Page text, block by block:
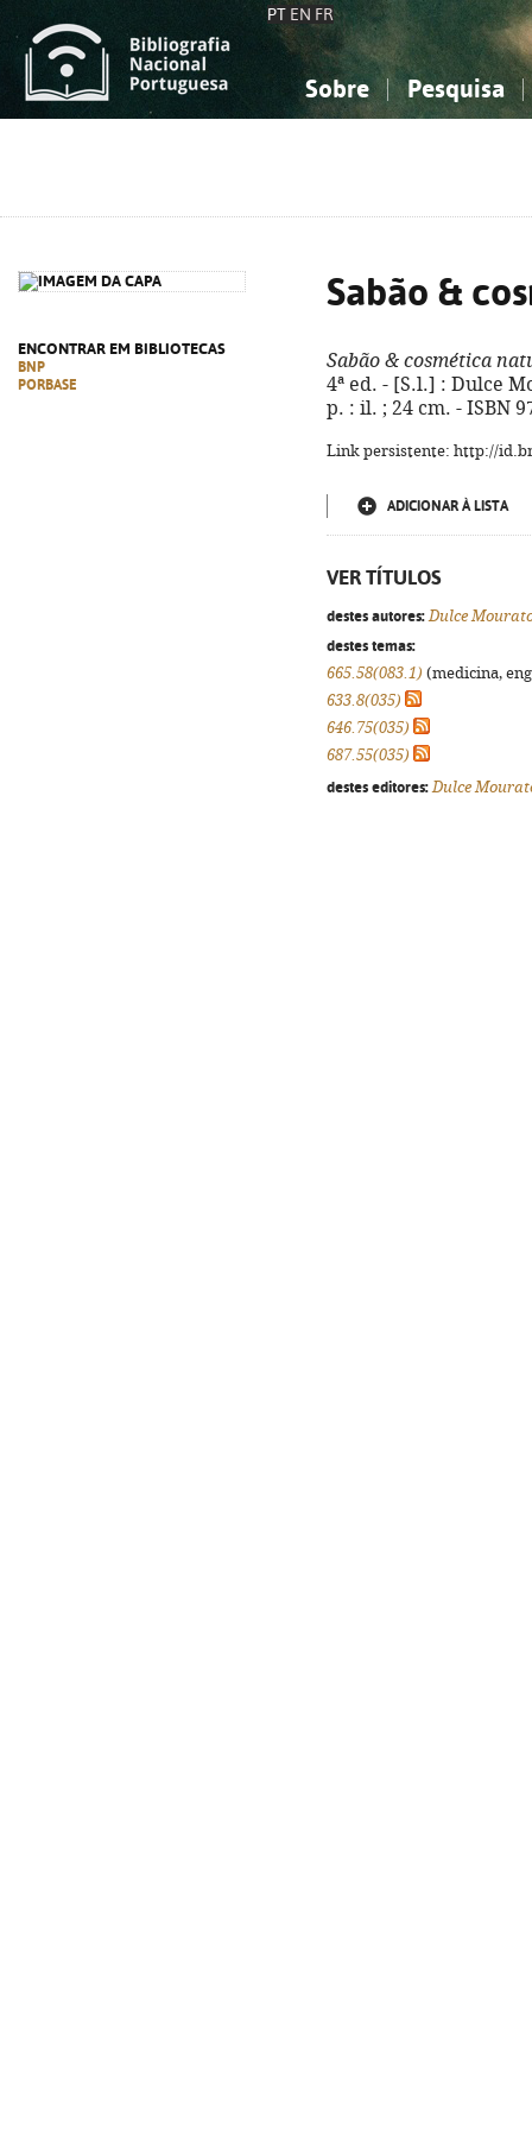
PT EN FR
Sobre Pesquisa
ENCONTRAR EM BIBLIOTECAS
BNP
PORBASE
Sabão &
Sabão & cosmética
4ª ed. - [S.l.] : Dulce
p. : il. ; 24 cm. - ISBN
Link persistente: http://
ADICIONAR À LISTA
VER TÍTULOS
destes autores: Dulce
destes temas:
665.58(083.1) (medicina,
633.8(035)
646.75(035)
687.55(035)
destes editores: Dulce